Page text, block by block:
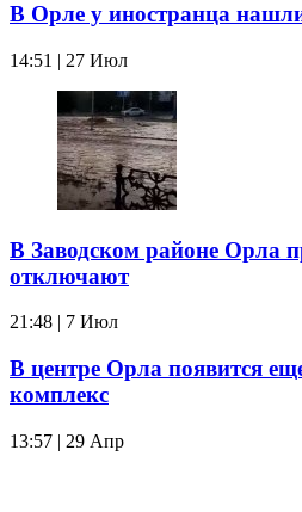
В Орле у иностранца
14:51 | 27 Июл
В Заводском районе Орла
отключают
21:48 | 7 Июл
В центре Орла появится
комплекс
13:57 | 29 Апр